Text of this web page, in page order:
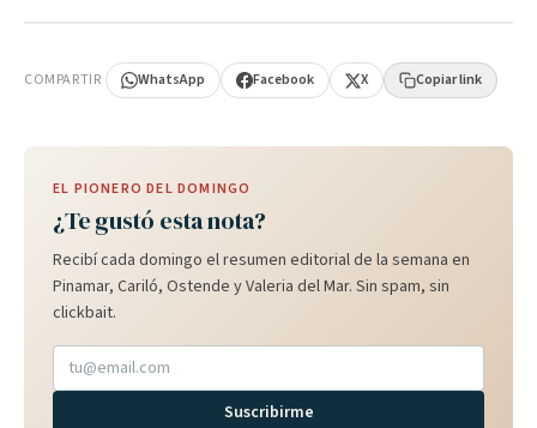
COMPARTIR WhatsApp Facebook X Copiar link
EL PIONERO DEL DOMINGO
¿Te gustó esta nota?
Recibí cada domingo el resumen editorial de la semana en
Pinamar, Cariló, Ostende y Valeria del Mar. Sin spam, sin
clickbait.
Suscribirme